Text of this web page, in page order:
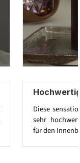
Diese
sehr
für den